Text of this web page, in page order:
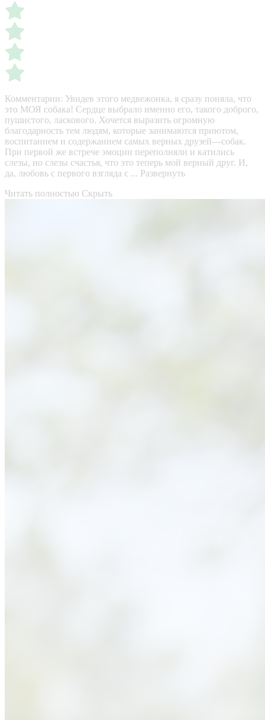
Комментарии: Увидев этого медвежонка, я сразу поняла, что
это МОЯ собака! Сердце выбрало именно его, такого доброго,
пушистого, ласкового. Хочется выразить огромную
благодарность тем людям, которые занимаются приютом,
воспитанием и содержанием самых верных друзей—собак.
При первой же встрече эмоции переполняли и катились
слезы, но слезы счастья, что это теперь мой верный друг. И,
да, любовь с первого взгляда с ... Развернуть
Читать полностью Скрыть